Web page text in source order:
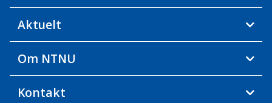
Aktuelt
Om NTNU
Kontakt